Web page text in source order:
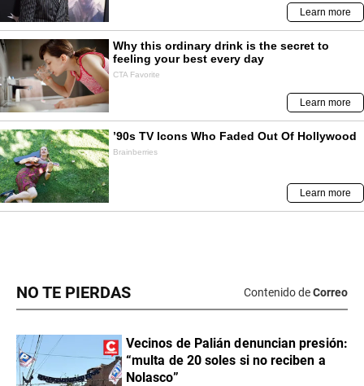
NO TE PIERDAS Contenido deCorreo
Vecinos de Palián denuncian presión:
“multa de 20 soles si no reciben a
Nolasco”